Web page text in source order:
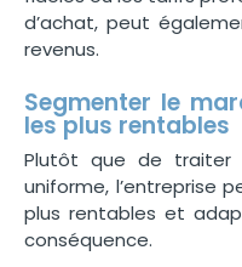
d’achat, peut
revenus.
Segmenter le
les plus rentables
Plutôt que de traiter
uniforme, l’entreprise
plus rentables et
conséquence.